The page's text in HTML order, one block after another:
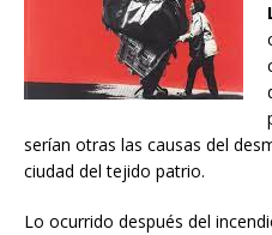
serían otras las causas del
ciudad del tejido patrio.
Lo ocurrido después del